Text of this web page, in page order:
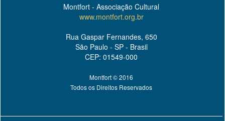
Montfort - Associação Cultural
www.montfort.org.br
Rua Gaspar Fernandes, 650
São Paulo - SP - Brasil
CEP: 01549-000
Montfort © 2016
Todos os Direitos Reservados